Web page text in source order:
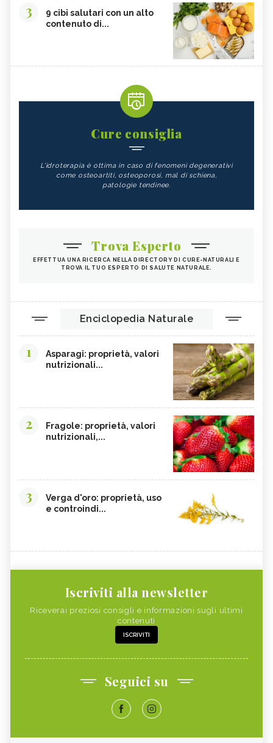
3
9 cibi salutari con un alto
contenuto di...
Cure consiglia
L'idroterapia è ottima in caso di fenomeni degenerativi
come osteoartiti, osteoporosi, mal di schiena,
patologie tendinee.
Trova Esperto
EFFETTUA UNA RICERCA NELLA DIRECTORY DI CURE-NATURALI E
TROVA IL TUO ESPERTO DI SALUTE NATURALE.
Enciclopedia Naturale
1
Asparagi: proprietà, valori
nutrizionali...
2
Fragole: proprietà, valori
nutrizionali,...
3
Verga d'oro: proprietà, uso
e controindi...
Iscriviti alla newsletter
Riceverai preziosi consigli e informazioni sugli ultimi
contenuti
ISCRIVITI
Seguici su